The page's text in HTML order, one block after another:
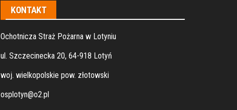
KONTAKT
Ochotnicza Straż Pożarna w Lotyniu
ul. Szczecinecka 20, 64-918 Lotyń
woj. wielkopolskie pow. złotowski
osplotyn@o2.pl